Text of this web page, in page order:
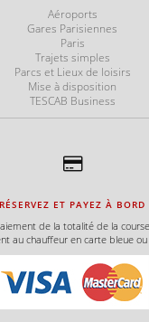
Aéroports
Gares Parisiennes
Paris
Trajets simples
Parcs et Lieux de loisirs
Mise à disposition
TESCAB Business
RÉSERVEZ ET PAYEZ À BORD
de la totalité de la course
au chauffeur en carte bleue ou